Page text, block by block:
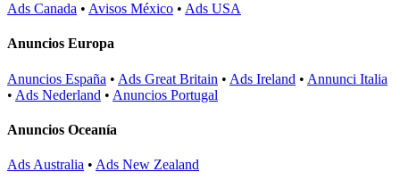
Ads Canada • Avisos México • Ads USA
Anuncios Europa
Anuncios España • Ads Great Britain • Ads Ireland • Annunci Italia
• Ads Nederland • Anuncios Portugal
Anuncios Oceanía
Ads Australia • Ads New Zealand